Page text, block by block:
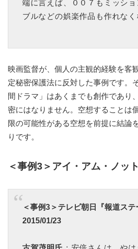
端に言えば、００７もミッシ
ブルなどの娯楽作品も作れなく
映画監督が、個人の主観的経験を客
定秘密保護法に反対した事例です。
間ドラマ」はあくまでも創作であり
密にはなりません。空想することは
限の可能性がある空想を前提に結論
りです。
＜事例3＞アイ・アム・ノッ
＜事例3＞テレビ朝日『報道ステ
2015/01/23